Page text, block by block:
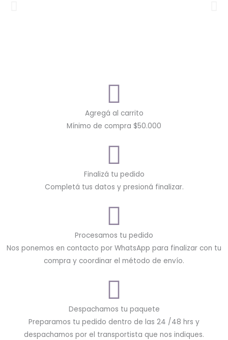
Agregá al carrito
Mínimo de compra $50.000
Finalizá tu pedido
Completá tus datos y presioná finalizar.
Procesamos tu pedido
Nos ponemos en contacto por WhatsApp para finalizar con tu
compra y coordinar el método de envío.
Despachamos tu paquete
Preparamos tu pedido dentro de las 24 /48 hrs y
despachamos por el transportista que nos indiques.